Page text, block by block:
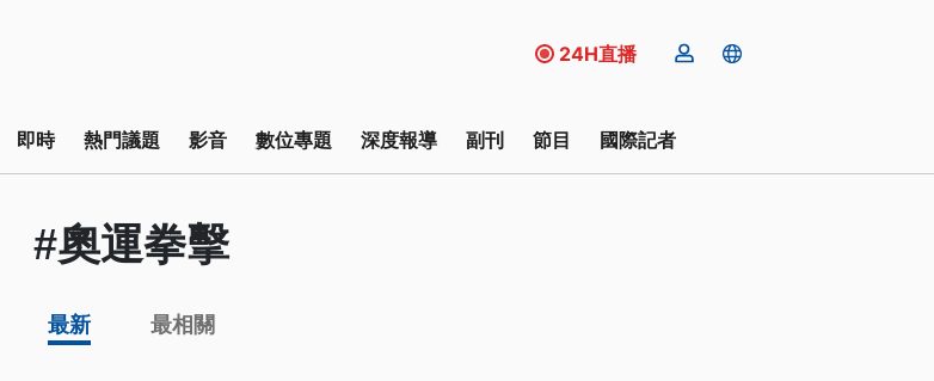
24H直播
即時 熱門議題 影音 數位專題 深度報導 副刊 節目 國際記者
#奧運拳擊
最新 最相關